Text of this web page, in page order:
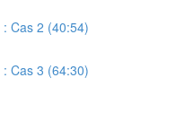
Cas 2 (40:54)
Cas 3 (64:30)